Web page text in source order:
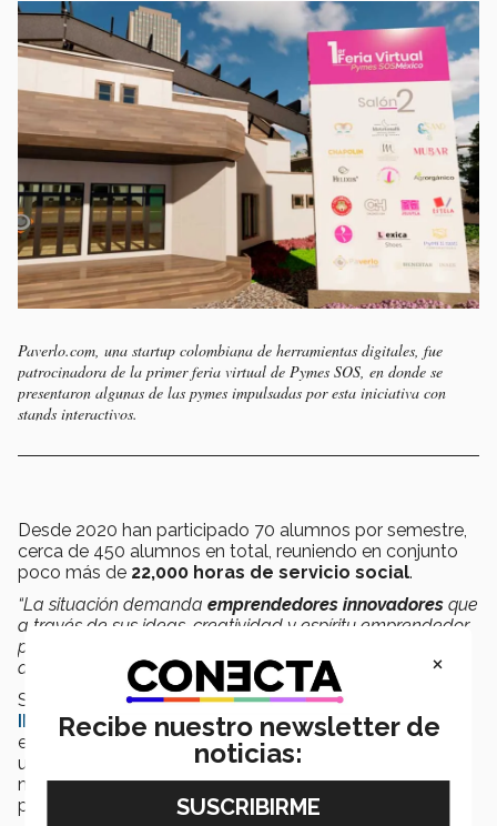
Paverlo.com, una startup colombiana de herramientas digitales, fue
patrocinadora de la primer feria virtual de Pymes SOS, en donde se
presentaron algunas de las pymes impulsadas por esta iniciativa con
stands interactivos.
Desde 2020 han participado 70 alumnos por semestre,
cerca de 450 alumnos en total, reuniendo en conjunto
poco más de 22,000 horas de servicio social.
“La situación demanda emprendedores innovadores que
a través de sus ideas, creatividad y espíritu emprendedor
puedan resolver problemas de manera sostenible y con
alto impacto”,comentó.
Salazar, quien también eslíder del comité pyme
INC Mty, festival y plataforma que busca impulsar el
ecosistema del emprendimiento, comentó que este es
un
programa diferentea otros cursos de
mercadotecnia debido alseguimientoque se da a los
proyectos.
×
Recibe nuestro newsletter de
noticias: